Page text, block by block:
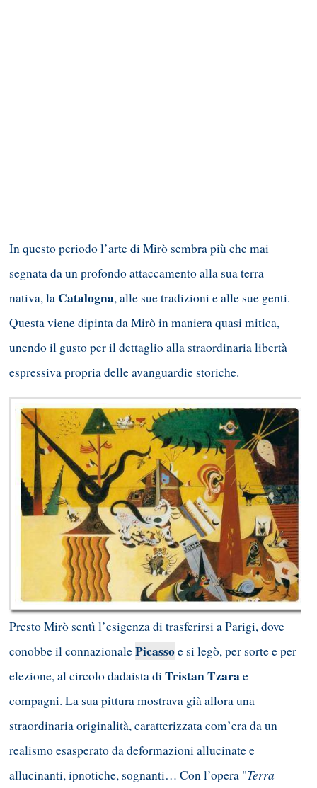
In questo periodo l’arte di Mirò sembra più che mai
segnata da un profondo attaccamento alla sua terra
nativa, la Catalogna, alle sue tradizioni e alle sue genti.
Questa viene dipinta da Mirò in maniera quasi mitica,
unendo il gusto per il dettaglio alla straordinaria libertà
espressiva propria delle avanguardie storiche.
Presto Mirò sentì l’esigenza di trasferirsi a Parigi, dove
conobbe il connazionalePicassoe si legò, per sorte e per
elezione, al circolo dadaista diTristan Tzarae
compagni. La sua pittura mostrava già allora una
straordinaria originalità, caratterizzata com’era da un
realismo esasperato da deformazioni allucinate e
allucinanti, ipnotiche, sognanti… Con l’opera "Terra